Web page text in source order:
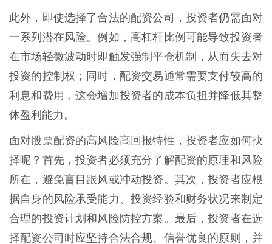
此外，即使选择了合法的配资公司，投资者仍需面对
一系列潜在风险。例如，高杠杆比例可能导致投资者
在市场轻微波动时即触发强制平仓机制，从而失去对
投资的控制权；同时，配资交易通常需要支付较高的
利息和费用，这会增加投资者的成本负担并降低其整
体盈利能力。
面对股票配资的高风险高回报特性，投资者应如何抉
择呢？首先，投资者必须充分了解配资的原理和风险
所在，避免盲目跟风或冲动投资。其次，投资者应根
据自身的风险承受能力、投资经验和财务状况来制定
合理的投资计划和风险防控方案。最后，投资者在选
择配资公司时应坚持合法合规、信誉优良的原则，并